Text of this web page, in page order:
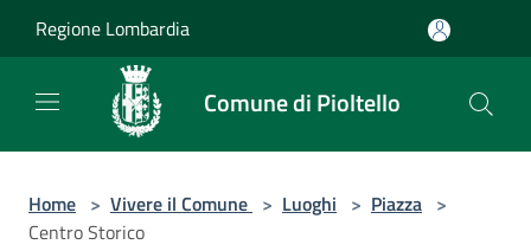
Regione Lombardia
Comune di Pioltello
Home > Vivere il Comune > Luoghi > Piazza >
Centro Storico